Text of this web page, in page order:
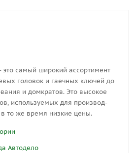
это са­мый ши­ро­кий ас­сор­ти­мент
го­ло­вок и га­еч­ных клю­чей до
и дом­кра­тов. Это вы­со­кое
ис­поль­зу­е­мых для про­из­вод­
в то же вре­мя низ­кие цены.
Автодело